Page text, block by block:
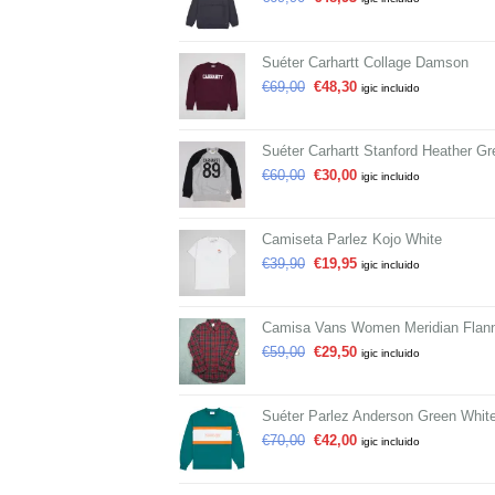
Suéter Carhartt Collage Damson
€69,00 €48,30 igic incluido
Suéter Carhartt Stanford Heather
€60,00 €30,00 igic incluido
Camiseta Parlez Kojo White
€39,90 €19,95 igic incluido
Camisa Vans Women Meridian
€59,00 €29,50 igic incluido
Suéter Parlez Anderson Green
€70,00 €42,00 igic incluido